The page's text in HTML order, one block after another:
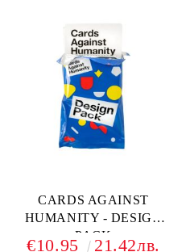
CARDS AGAINST
HUMANITY - DESIGN
PACK
€10.95 21.42лв.